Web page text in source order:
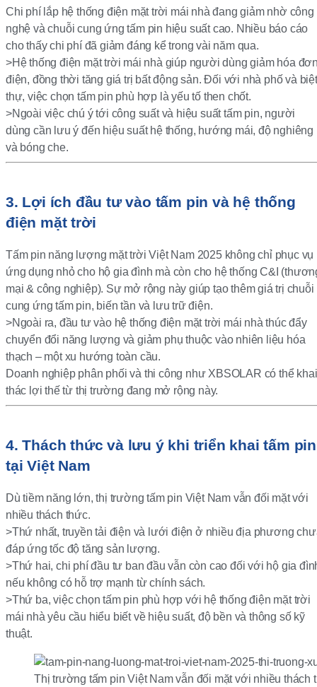
Chi phí lắp hệ thống điện mặt trời mái nhà đang giảm nhờ công
nghệ và chuỗi cung ứng tấm pin hiệu suất cao. Nhiều báo cáo
cho thấy chi phí đã giảm đáng kể trong vài năm qua.
>Hệ thống điện mặt trời mái nhà giúp người dùng giảm hóa
điện, đồng thời tăng giá trị bất động sản. Đối với nhà phố và biệt
thự, việc chọn tấm pin phù hợp là yếu tố then chốt.
>Ngoài việc chú ý tới công suất và hiệu suất tấm pin, người
dùng cần lưu ý đến hiệu suất hệ thống, hướng mái, độ nghiêng
và bóng che.
3. Lợi ích đầu tư vào tấm pin và hệ thống
điện mặt trời
Tấm pin năng lượng mặt trời Việt Nam 2025 không chỉ phục vụ
ứng dụng nhỏ cho hộ gia đình mà còn cho hệ thống C&I
mại & công nghiệp). Sự mở rộng này giúp tạo thêm giá trị chuỗi
cung ứng tấm pin, biến tần và lưu trữ điện.
>Ngoài ra, đầu tư vào hệ thống điện mặt trời mái nhà thúc đẩy
chuyển đổi năng lượng và giảm phụ thuộc vào nhiên liệu hóa
thạch – một xu hướng toàn cầu.
Doanh nghiệp phân phối và thi công như XBSOLAR có thể khai
thác lợi thế từ thị trường đang mở rộng này.
4. Thách thức và lưu ý khi triển khai tấm pin
tại Việt Nam
Dù tiềm năng lớn, thị trường tấm pin Việt Nam vẫn đối mặt với
nhiều thách thức.
>Thứ nhất, truyền tải điện và lưới điện ở nhiều địa phương
đáp ứng tốc độ tăng sản lượng.
>Thứ hai, chi phí đầu tư ban đầu vẫn còn cao đối với hộ gia
nếu không có hỗ trợ mạnh từ chính sách.
>Thứ ba, việc chọn tấm pin phù hợp với hệ thống điện mặt trời
mái nhà yêu cầu hiểu biết về hiệu suất, độ bền và thông số kỹ
thuật.
Thị trường tấm pin Việt Nam vẫn đối mặt với nhiều thách